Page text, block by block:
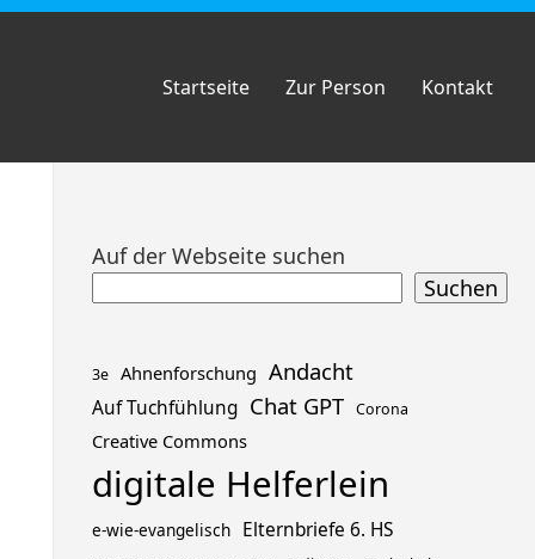
Startseite Zur Person Kontakt
Zum
Auf der Webseite suchen
Suchen
3e Ahnenforschung Andacht
Auf Tuchfühlung Chat GPT Corona
Creative Commons
digitale Helferlein
e-wie-evangelisch Elternbriefe 6. HS